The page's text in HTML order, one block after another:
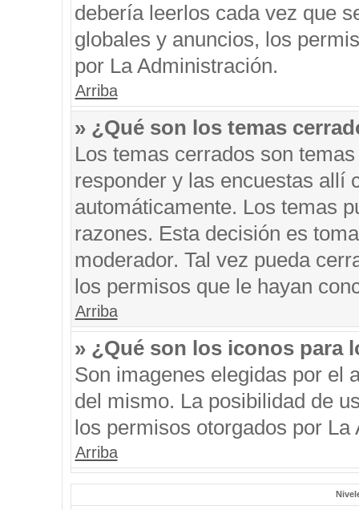
debería leerlos cada vez que
globales y anuncios, los
por La Administración.
Arriba
» ¿Qué son los temas
Los temas cerrados son
responder y las encuestas allí
automáticamente. Los temas
razones. Esta decisión es
moderador. Tal vez pueda
los permisos que le hayan
Arriba
» ¿Qué son los iconos para
Son imagenes elegidas por el
del mismo. La posibilidad de
los permisos otorgados por La
Arriba